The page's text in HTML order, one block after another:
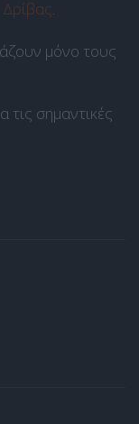
.
μόνο τους
τις σημαντικές